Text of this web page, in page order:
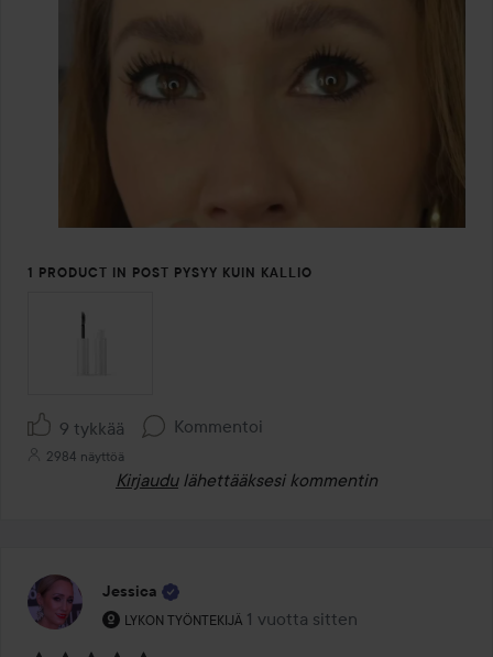
1 PRODUCT IN POST PYSYY KUIN KALLIO
9 tykkää Kommentoi
2984 näyttöä
Kirjaudu lähettääksesi kommentin
Jessica
LYKON TYÖNTEKIJÄ
Käyttäjän rooli: Lykon työntekijä.
1 vuotta sitten
Viesti luotiin 1 vuotta sitten